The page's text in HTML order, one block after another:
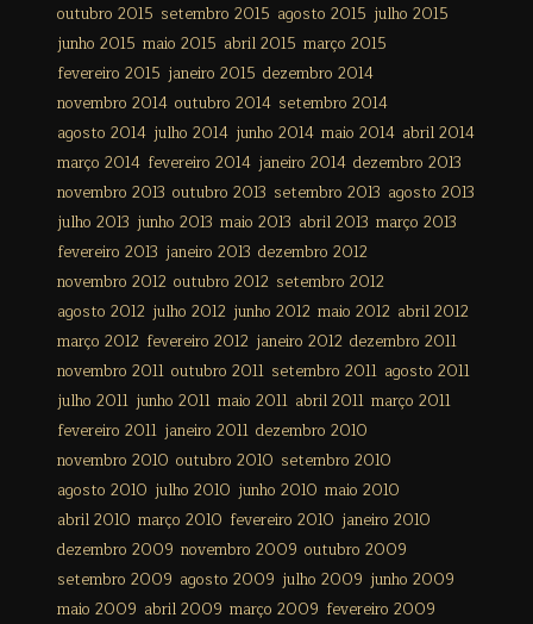
outubro 2015 setembro 2015 agosto 2015 julho 2015
junho 2015 maio 2015 abril 2015 março 2015
fevereiro 2015 janeiro 2015 dezembro 2014
novembro 2014 outubro 2014 setembro 2014
agosto 2014 julho 2014 junho 2014 maio 2014 abril 2014
março 2014 fevereiro 2014 janeiro 2014 dezembro 2013
novembro 2013 outubro 2013 setembro 2013 agosto 2013
julho 2013 junho 2013 maio 2013 abril 2013 março 2013
fevereiro 2013 janeiro 2013 dezembro 2012
novembro 2012 outubro 2012 setembro 2012
agosto 2012 julho 2012 junho 2012 maio 2012 abril 2012
março 2012 fevereiro 2012 janeiro 2012 dezembro 2011
novembro 2011 outubro 2011 setembro 2011 agosto 2011
julho 2011 junho 2011 maio 2011 abril 2011 março 2011
fevereiro 2011 janeiro 2011 dezembro 2010
novembro 2010 outubro 2010 setembro 2010
agosto 2010 julho 2010 junho 2010 maio 2010
abril 2010 março 2010 fevereiro 2010 janeiro 2010
dezembro 2009 novembro 2009 outubro 2009
setembro 2009 agosto 2009 julho 2009 junho 2009
maio 2009 abril 2009 março 2009 fevereiro 2009